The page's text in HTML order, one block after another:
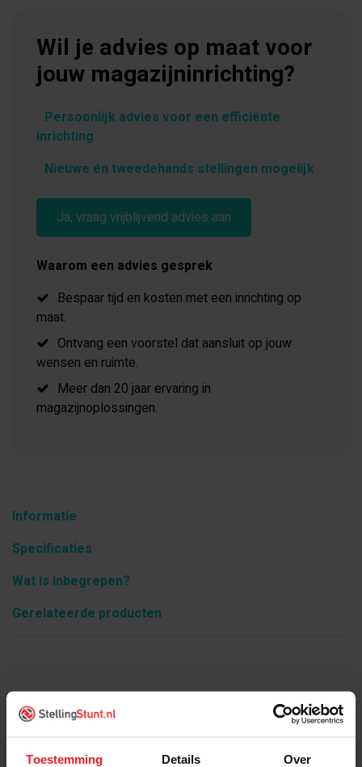
Toestemming Details Over
Wil je advies op maat voor
jouw magazijninrichting?
Persoonlijk advies voor een efficiënte
inrichting
Nieuwe én tweedehands stellingen mogelijk
Ja, vraag vrijblijvend advies aan
Waarom een advies gesprek
Bespaar tijd en kosten met een inrichting op
maat.
Ontvang een voorstel dat aansluit op jouw
wensen en ruimte.
Meer dan 20 jaar ervaring in
magazijnoplossingen.
Informatie
Specificaties
Wat is inbegrepen?
Gerelateerde producten
Product informatie